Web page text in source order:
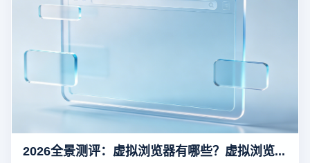
2026全景测评：虚拟浏览器有哪些？虚拟浏览器怎么下载安装与防关联指南